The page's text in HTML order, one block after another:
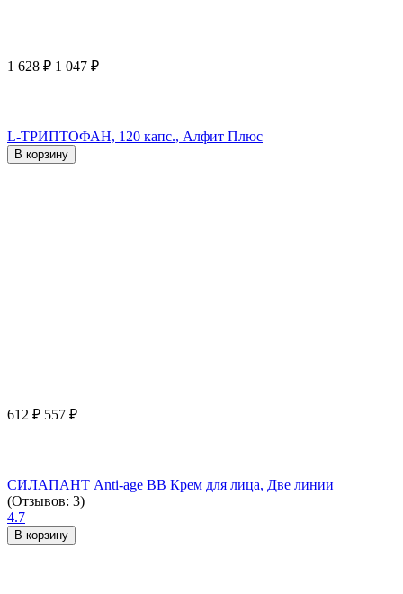
1 628 ₽ 1 047 ₽
L-ТРИПТОФАН, 120 капс., Алфит Плюс
В корзину
612 ₽ 557 ₽
СИЛАПАНТ Anti-age ВВ Крем для лица, Две линии
(Отзывов: 3)
4.7
В корзину